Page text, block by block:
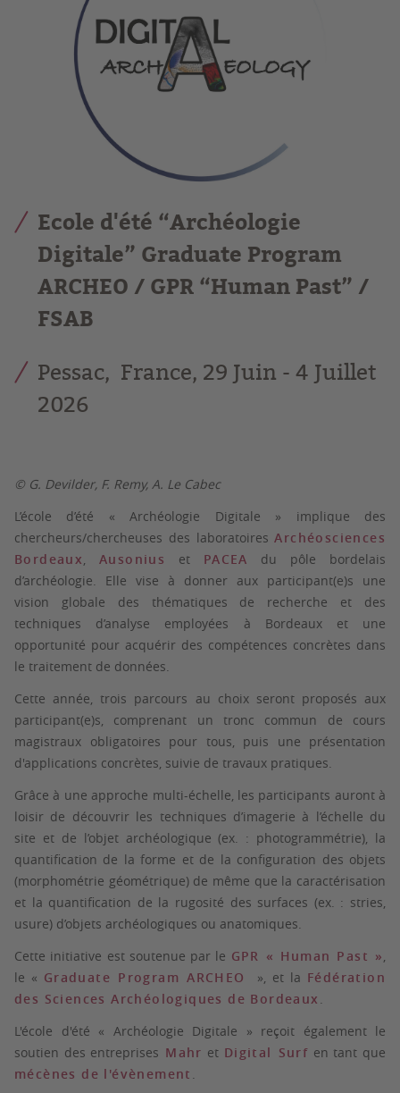
Ecole d'été “Archéologie
Digitale” Graduate Program
ARCHEO / GPR “Human Past” /
FSAB
Pessac, France, 29 Juin - 4 Juillet
2026
© G. Devilder, F. Remy, A. Le Cabec
L’école d’été « Archéologie Digitale » implique des
chercheurs/chercheuses des laboratoiresArchéosciences
Bordeaux
Ausonius et PACEA du pôle bordelais
d’archéologie. Elle vise à donner aux participant(e)s une
vision globale des thématiques de recherche et des
techniques d’analyse employées à Bordeaux et une
opportunité pour acquérir des compétences concrètes dans
le traitement de données.
Cette année, trois parcours au choix seront proposés aux
participant(e)s, comprenant un tronc commun de cours
magistraux obligatoires pour tous, puis une présentation
d'applications concrètes, suivie de travaux pratiques.
Grâce à une approche multi-échelle, les participants auront à
loisir de découvrir les techniques d’imagerie à l’échelle du
site et de l’objet archéologique (ex. : photogrammétrie), la
quantification de la forme et de la configuration des objets
(morphométrie géométrique) de même que la caractérisation
et la quantification de la rugosité des surfaces (ex. : stries,
usure) d’objets archéologiques ou anatomiques.
Cette initiative est soutenue par le GPR « Human Past »
le « Graduate Program ARCHEO », et la Fédération
des Sciences Archéologiques de Bordeaux
L'école d'été « Archéologie Digitale » reçoit également le
soutien des entreprises Mahr et Digital Surf en tant que
mécènes de l'évènement